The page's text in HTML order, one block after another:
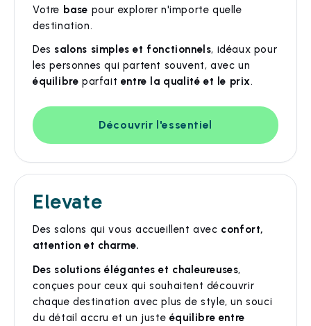
Votre base pour explorer n'importe quelle
destination.
Des salons simples et fonctionnels, idéaux pour
les personnes qui partent souvent, avec un
équilibre parfait entre la qualité et le prix.
Découvrir l'essentiel
Elevate
Des salons qui vous accueillent avec confort,
attention et charme.
Des solutions élégantes et chaleureuses,
conçues pour ceux qui souhaitent découvrir
chaque destination avec plus de style, un souci
du détail accru et un juste équilibre entre